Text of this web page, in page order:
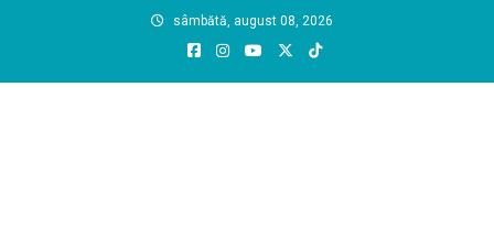
sâmbătă, august 08, 2026